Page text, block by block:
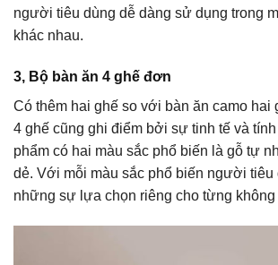
người tiêu dùng dễ dàng sử dụng trong
khác nhau.
3, Bộ bàn ăn 4 ghế đơn
Có thêm hai ghế so với bàn ăn camo hai
4 ghế cũng ghi điểm bởi sự tinh tế và
phẩm có hai màu sắc phổ biến là gỗ tự
dẻ. Với mỗi màu sắc phổ biến người tiêu
những sự lựa chọn riêng cho từng không